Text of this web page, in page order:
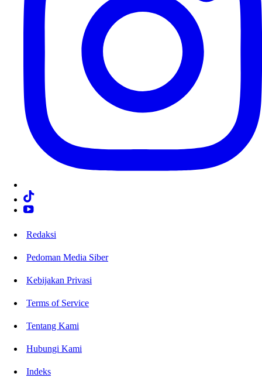
Redaksi
Pedoman Media Siber
Kebijakan Privasi
Terms of Service
Tentang Kami
Hubungi Kami
Indeks